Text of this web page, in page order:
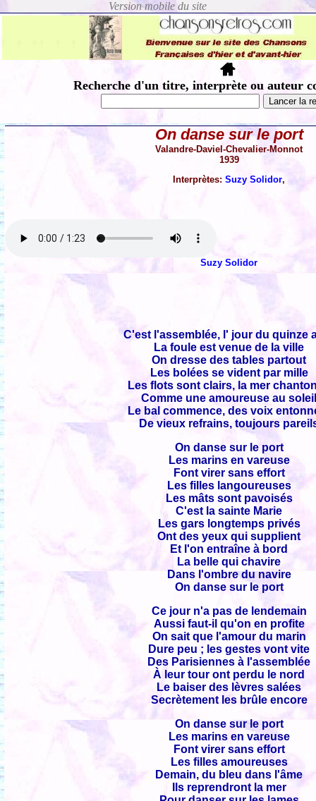
Recherche d'un titre, interprète ou auteur
On danse sur le port
Valandre-Daviel-Chevalier-Monnot
1939
Interprètes:Suzy Solidor,
Suzy Solidor
C'est l'assemblée, l' jour du quinze
La foule est venue de la ville
On dresse des tables partout
Les bolées se vident par mille
Les flots sont clairs, la mer
Comme une amoureuse au
Le bal commence, des voix
De vieux refrains, toujours
On danse sur le port
Les marins en vareuse
Font virer sans effort
Les filles langoureuses
Les mâts sont pavoisés
C'est la sainte Marie
Les gars longtemps privés
Ont des yeux qui supplient
Et l'on entraîne à bord
La belle qui chavire
Dans l'ombre du navire
On danse sur le port
Ce jour n'a pas de lendemain
Aussi faut-il qu'on en profite
On sait que l'amour du marin
Dure peu ; les gestes vont vite
Des Parisiennes à l'assemblée
À leur tour ont perdu le nord
Le baiser des lèvres salées
Secrètement les brûle encore
On danse sur le port
Les marins en vareuse
Font virer sans effort
Les filles amoureuses
Demain, du bleu dans l'âme
Ils reprendront la mer